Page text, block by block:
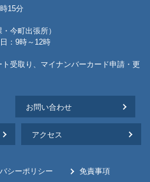
15分
今町出張所）
：9時～12時
受取り、マイナンバーカード申請・更
お問い合わせ
アクセス
シーポリシー
免責事項